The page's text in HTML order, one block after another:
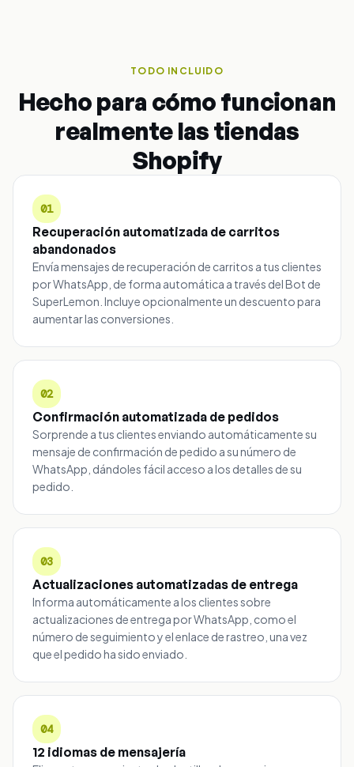
TODO INCLUIDO
Hecho para cómo funcionan
realmente las tiendas
Shopify
01
Recuperación automatizada de carritos
abandonados
Envía mensajes de recuperación de carritos a tus clientes
por WhatsApp, de forma automática a través del Bot de
SuperLemon. Incluye opcionalmente un descuento para
aumentar las conversiones.
02
Confirmación automatizada de pedidos
Sorprende a tus clientes enviando automáticamente su
mensaje de confirmación de pedido a su número de
WhatsApp, dándoles fácil acceso a los detalles de su
pedido.
03
Actualizaciones automatizadas de entrega
Informa automáticamente a los clientes sobre
actualizaciones de entrega por WhatsApp, como el
número de seguimiento y el enlace de rastreo, una vez
que el pedido ha sido enviado.
04
12 idiomas de mensajería